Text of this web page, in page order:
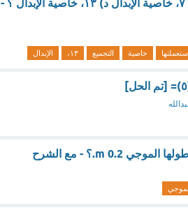
أ) ٧ ، خاصية التجميع ب) ١٣، خاصية التجميع ج) ٧، خاصية الإبدال د) ١٣، خاصية الإبدال ؟ -
خاصية التجميع ١٣، الإبدال